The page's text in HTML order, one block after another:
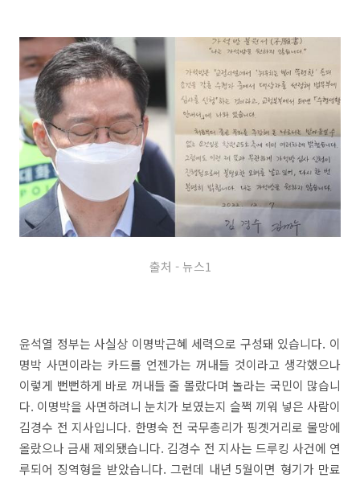
출처 - 뉴스1
윤석열 정부는 사실상 이명박근혜 세력으로 구성돼 있습니다. 이
명박 사면이라는 카드를 언젠가는 꺼내들 것이라고 생각했으나
이렇게 뻔뻔하게 바로 꺼내들 줄 몰랐다며 놀라는 국민이 많습니
다. 이명박을 사면하려니 눈치가 보였는지 슬쩍 끼워 넣은 사람이
김경수 전 지사입니다. 한명숙 전 국무총리가 핑곗거리로 물망에
올랐으나 금새 제외됐습니다. 김경수 전 지사는 드루킹 사건에 연
루되어 징역형을 받았습니다. 그런데 내년 5월이면 형기가 만료